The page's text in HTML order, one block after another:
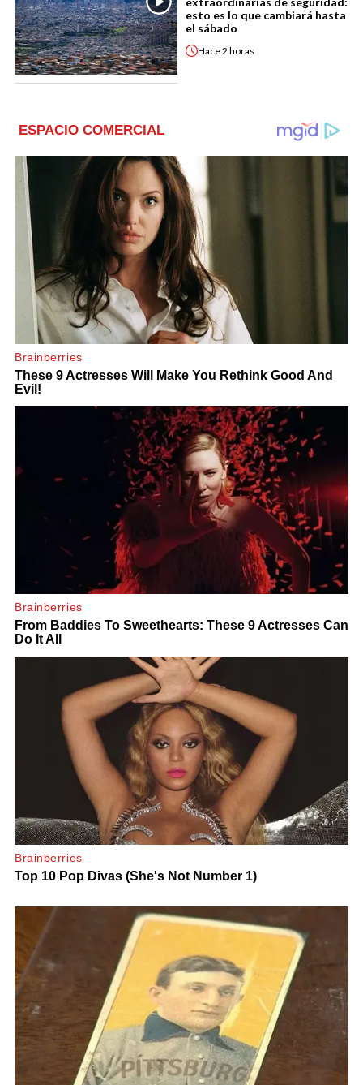
esto es lo que cambiará hasta
el sábado
Hace2 horas